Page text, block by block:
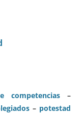
competencias–
– potestad